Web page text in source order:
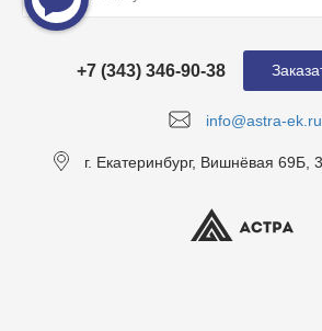
info@astra-ek.ru
+7 (343) 346-90-38
г. Екатеринбург, Вишнёвая 69Б,